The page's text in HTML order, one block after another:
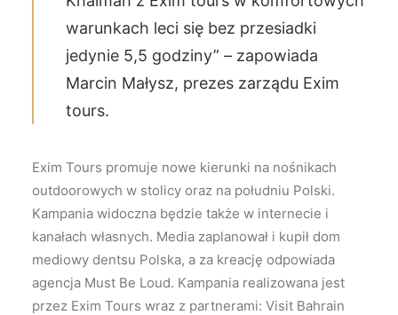
warunkach leci się bez przesiadki
jedynie 5,5 godziny” – zapowiada
Marcin Małysz, prezes zarządu Exim
tours.
Exim Tours promuje nowe kierunki na nośnikach
outdoorowych w stolicy oraz na południu Polski.
Kampania widoczna będzie także w internecie i
kanałach własnych. Media zaplanował i kupił dom
mediowy dentsu Polska, a za kreację odpowiada
agencja Must Be Loud. Kampania realizowana jest
przez Exim Tours wraz z partnerami: Visit Bahrain